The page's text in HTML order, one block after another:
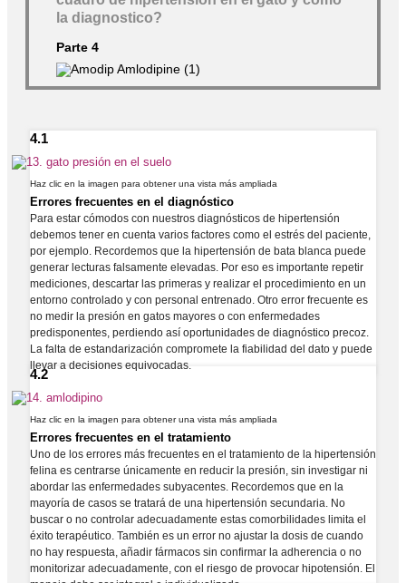
la diagnostico?
Parte 4
4.1
Haz clic en la imagen para obtener una vista más ampliada
Errores frecuentes en el diagnóstico
Para estar cómodos con nuestros diagnósticos de hipertensión
debemos tener en cuenta varios factores como el estrés del paciente,
por ejemplo. Recordemos que la hipertensión de bata blanca puede
generar lecturas falsamente elevadas. Por eso es importante repetir
mediciones, descartar las primeras y realizar el procedimiento en un
entorno controlado y con personal entrenado. Otro error frecuente es
no medir la presión en gatos mayores o con enfermedades
predisponentes, perdiendo así oportunidades de diagnóstico precoz.
La falta de estandarización compromete la fiabilidad del dato y puede
llevar a decisiones equivocadas.
4.2
Haz clic en la imagen para obtener una vista más ampliada
Errores frecuentes en el tratamiento
Uno de los errores más frecuentes en el tratamiento de la hipertensión
felina es centrarse únicamente en reducir la presión, sin investigar ni
abordar las enfermedades subyacentes. Recordemos que en la
mayoría de casos se tratará de una hipertensión secundaria. No
buscar o no controlar adecuadamente estas comorbilidades limita el
éxito terapéutico. También es un error no ajustar la dosis de cuando
no hay respuesta, añadir fármacos sin confirmar la adherencia o no
monitorizar adecuadamente, con el riesgo de provocar hipotensión. El